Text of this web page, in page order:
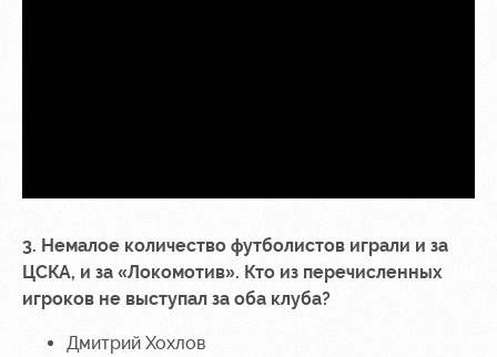
3. Немалое количество футболистов играли и за
ЦСКА, и за «Локомотив». Кто из перечисленных
игроков не выступал за оба клуба?
Дмитрий Хохлов